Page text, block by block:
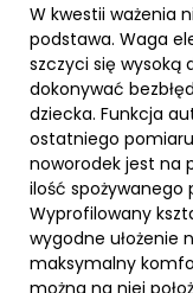
W kwestii ważenia
podstawa. Waga
szczyci się wysoką
dokonywać
dziecka. Funkcja
ostatniego
noworodek jest na
ilość spożywanego
Wyprofilowany
wygodne ułożenie
maksymalny
można na niej